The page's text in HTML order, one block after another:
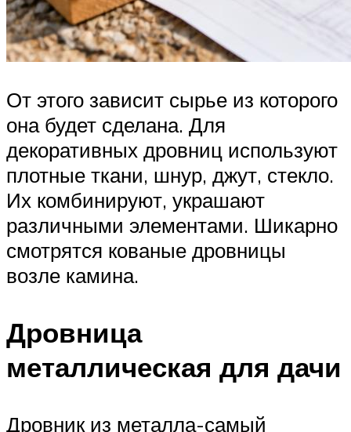
От этого зависит сырье из которого
она будет сделана. Для
декоративных дровниц используют
плотные ткани, шнур, джут, стекло.
Их комбинируют, украшают
различными элементами. Шикарно
смотрятся кованые дровницы
возле камина.
Дровница
металлическая для дачи
Дровник из металла-самый